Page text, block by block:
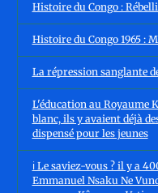
Histoire du Congo :
Histoire du Congo 1965 :
La répression sanglante
L'éducation au Royaume
blanc, ils y avaient déjà
dispensé pour les jeunes
ℹ️ Le saviez-vous ? il y a
Emmanuel Nsaku Ne